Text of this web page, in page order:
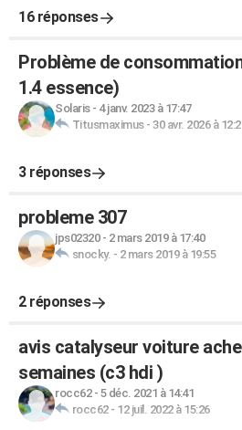
16 réponses
Problème de
1.4 essence)
Solaris- 4 janv. 2023 à 17:47
Titusmaximus- 30 avr. 2026 à
3 réponses
probleme 307
jps02320- 2 mars 2019 à 17:40
snocky. - 2 mars 2019 à 19:55
2 réponses
avis catalyseur voiture
semaines (c3 hdi )
rocc62- 5 déc. 2021 à 14:41
rocc62- 12 juil. 2022 à 15:26